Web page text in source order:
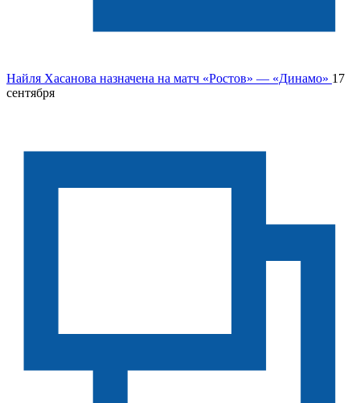
Найля Хасанова назначена на матч «Ростов» — «Динамо» 17
сентября